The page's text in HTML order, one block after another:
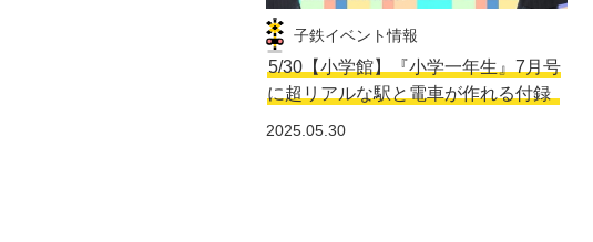
子鉄イベント情報
5/30【小学館】『小学一年生』7月号
に超リアルな駅と電車が作れる付録
2025.05.30